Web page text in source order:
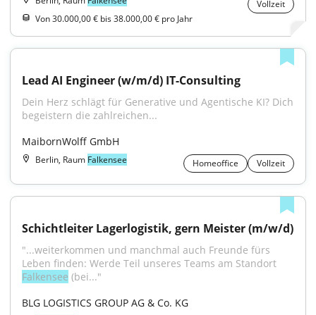
Vollzeit
Von 30.000,00 € bis 38.000,00 € pro Jahr
Lead AI Engineer (w/m/d) IT-Consulting
Dein Herz schlägt für Generative und Agentische KI? Dich
begeistern die zahlreichen...
MaibornWolff GmbH
Berlin, Raum Falkensee Homeoffice Vollzeit
Schichtleiter Lagerlogistik, gern Meister (m/w/d)
"...weiterkommen und manchmal auch Freunde fürs
Falkensee (bei..."
BLG LOGISTICS GROUP AG & Co. KG